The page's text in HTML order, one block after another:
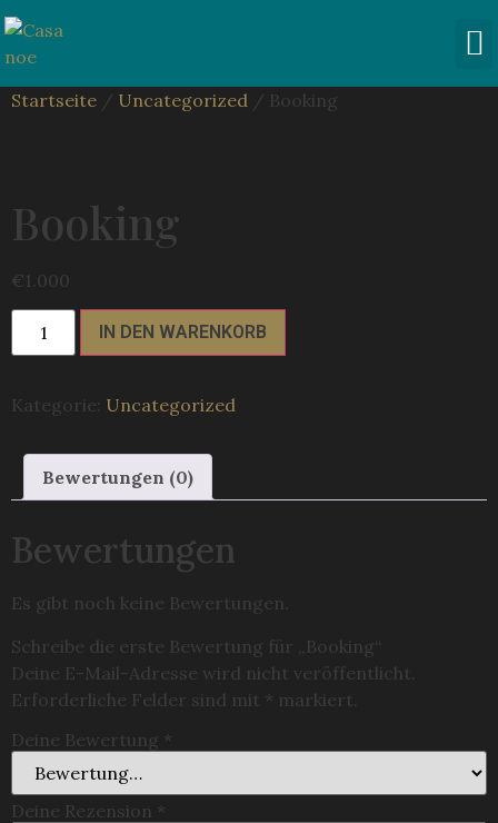
Startseite / Uncategorized / Booking
Booking
€ 1.000
IN DEN WARENKORB
Kategorie: Uncategorized
Bewertungen (0)
Bewertungen
Es gibt noch keine Bewertungen.
Schreibe die erste Bewertung für „Booking“
Deine E-Mail-Adresse wird nicht veröffentlicht.
Erforderliche Felder sind mit * markiert.
Deine Bewertung *
Deine Rezension *